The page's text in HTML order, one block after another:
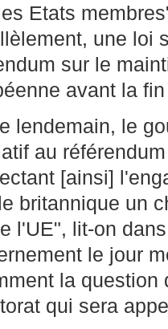
Etats
une loi
sur le
avant la
lendemain, le
au
[ainsi]
britannique un
l'UE", lit-on
le jour
la
qui sera